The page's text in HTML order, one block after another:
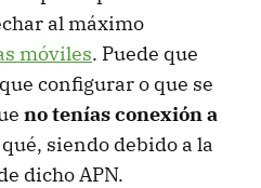
al máximo
móviles. Puede que
configurar o que se
no tenías conexión a
siendo debido a la
dicho APN.